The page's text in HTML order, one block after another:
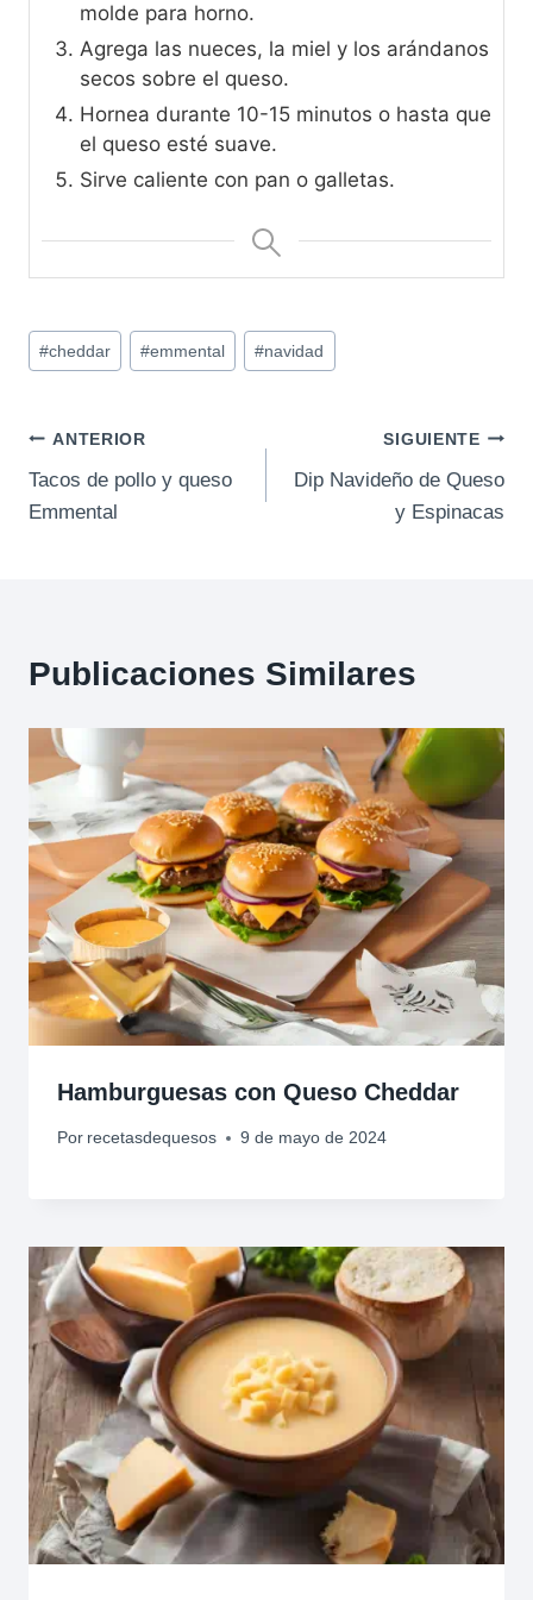
molde para horno.
Agrega las nueces, la miel y los arándanos
secos sobre el queso.
Hornea durante 10-15 minutos o hasta que
el queso esté suave.
Sirve caliente con pan o galletas.
Etiquetas
de
entrada:
#cheddar #emmental #navidad
Navegación
de
ANTERIOR
Tacos de pollo y queso
Emmental
SIGUIENTE
Dip Navideño de Queso
y Espinacas
Publicaciones Similares
Hamburguesas con Queso Cheddar
Por recetasdequesos 9 de mayo de 2024